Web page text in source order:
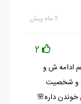
دوری می روم و ممکن
فقط سر تکان داد. امّا
دیدم، شبیه دلتنگی و
از دست دادن من ته
باید می رفتم. نه
و برای دوری از آن
۲ ماه پیش
2
ادامه ش و
و شخصیت
داره🌸